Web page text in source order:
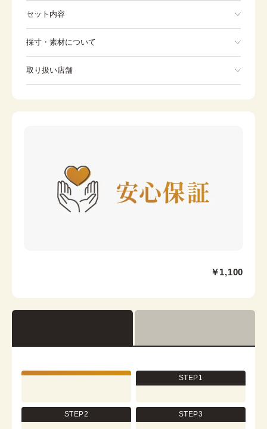
色へと移ろう美しいグラデーションが目を引く訪問着で
事をより一層華やかに彩ります。 流れるようなラインで描
かれた四季折々の花々と「辻が花」の文様が、可愛らしく
もフレッシュな印象を演出。伝統的な美しさを守りつつ、
どなたにも馴染みやすい素直な柄行のため、帯合わせもし
やすく、幅広いお席でお召しいただけます。 大切な記念日
セット内容
※着付けに必要な一式をすべて含みます。
Kimono
Tabi Undergarment
Waist strap
採寸・素材について
身丈 157cm
取り扱い店舗
京都府京都市下京区烏丸通七条下る東塩小路町721−1 京
都タワービル3F
￥1,100
STEP1
STEP2 STEP3